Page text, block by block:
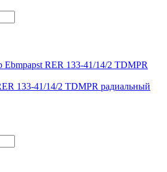
133-41/14/2 TDMPR радиальный